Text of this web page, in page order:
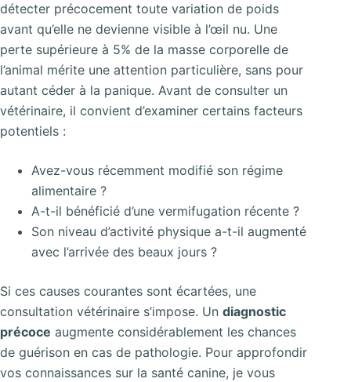
détecter précocement toute variation de poids
avant qu’elle ne devienne visible à l’œil nu. Une
perte supérieure à 5% de la masse corporelle de
l’animal mérite une attention particulière, sans pour
autant céder à la panique. Avant de consulter un
vétérinaire, il convient d’examiner certains facteurs
potentiels :
Avez-vous récemment modifié son régime
alimentaire ?
A-t-il bénéficié d’une vermifugation récente ?
Son niveau d’activité physique a-t-il augmenté
avec l’arrivée des beaux jours ?
Si ces causes courantes sont écartées, une
consultation vétérinaire s’impose. Un diagnostic
précoce augmente considérablement les chances
de guérison en cas de pathologie. Pour approfondir
vos connaissances sur la santé canine, je vous